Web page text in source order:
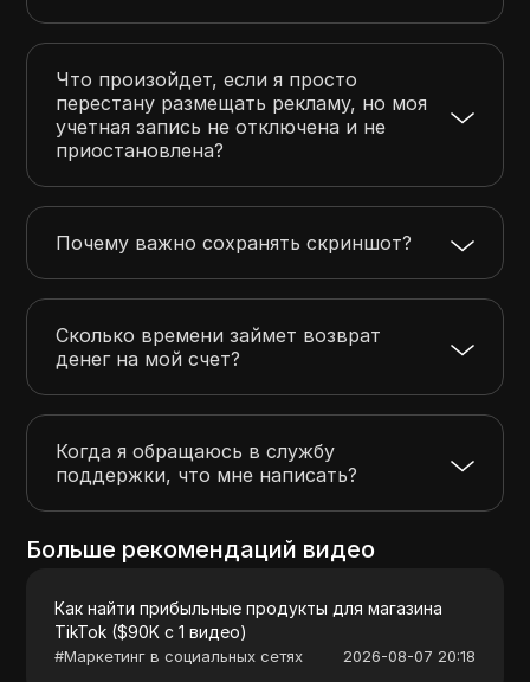
Что произойдет, если я просто
перестану размещать рекламу, но моя
учетная запись не отключена и не
приостановлена?
Почему важно сохранять скриншот?
Сколько времени займет возврат
денег на мой счет?
Когда я обращаюсь в службу
поддержки, что мне написать?
Больше рекомендаций видео
Как найти прибыльные продукты для магазина
TikTok ($90K с 1 видео)
#Маркетинг в социальных сетях 2026-08-07 20:18